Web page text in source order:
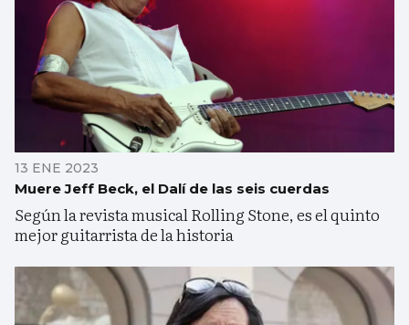
13 ENE 2023
Muere Jeff Beck, el Dalí de las seis cuerdas
Según la revista musical Rolling Stone, es el quinto
mejor guitarrista de la historia